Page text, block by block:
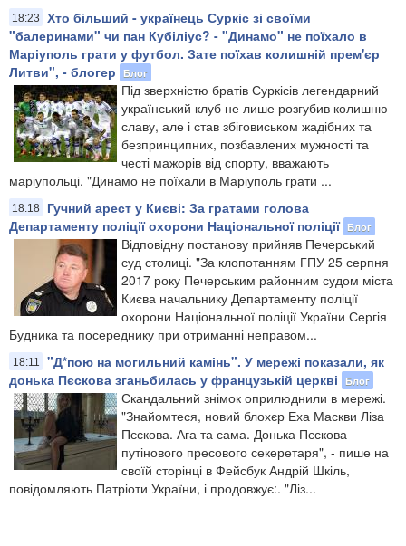
18:23
Хто більший - українець Суркіс зі своїми
"балеринами" чи пан Кубіліус? - "Динамо" не поїхало в
Маріуполь грати у футбол. Зате поїхав колишній прем'єр
Литви", - блогер
Блог
Під зверхністю братів Суркісів легендарний
український клуб не лише розгубив колишню
славу, але і став збіговиськом жадібних та
безпринципних, позбавлених мужності та
честі мажорів від спорту, вважають
маріупольці. "Динамо не поїхали в Маріуполь грати ...
18:18
Гучний арест у Києві: За гратами голова
Департаменту поліції охорони Національної поліції Блог
Відповідну постанову прийняв Печерський
суд столиці. "За клопотанням ГПУ 25 серпня
2017 року Печерським районним судом міста
Києва начальнику Департаменту поліції
охорони Національної поліції України Сергія
Будника та посереднику при отриманні неправом...
18:11
"Д*пою на могильний камінь". У мережі показали, як
донька Пєскова зганьбилась у французькій церкві
Блог
Скандальний знімок оприлюднили в мережі.
"Знайомтеся, новий блохєр Еха Маскви Ліза
Пєскова. Ага та сама. Донька Пєскова
путінового пресового секеретаря", - пише на
своїй сторінці в Фейсбук Андрій Шкіль,
повідомляють Патріоти України, і продовжує:. "Ліз...